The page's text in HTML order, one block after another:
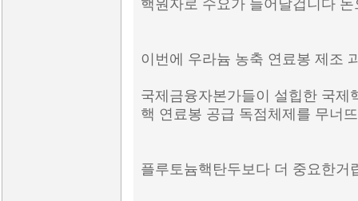
핵원자로 수요가 늘어날겁니다
이번에 우라늄 농축 연료봉 제조
국제금융자본가들이 설힙한 국제
핵 연료봉 공급 독점체제를 무너
플루토늄핵탄두보다 더 중요한거